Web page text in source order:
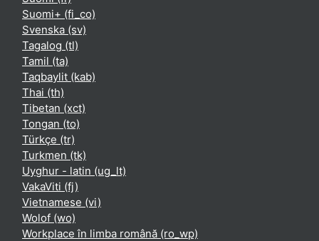
Suomi+ ‎(fi_co)‎
Svenska ‎(sv)‎
Tagalog ‎(tl)‎
Tamil ‎(ta)‎
Taqbaylit ‎(kab)‎
Thai ‎(th)‎
Tibetan ‎(xct)‎
Tongan ‎(to)‎
Türkçe ‎(tr)‎
Turkmen ‎(tk)‎
Uyghur - latin ‎(ug_lt)‎
VakaViti ‎(fj)‎
Vietnamese ‎(vi)‎
Wolof ‎(wo)‎
Workplace în limba română ‎(ro_wp)‎